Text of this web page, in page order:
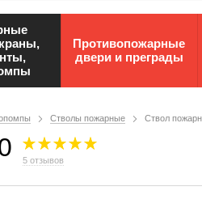
Противопожарные
двери и преграды
Стволы пожарные Ствол
5 отзывов